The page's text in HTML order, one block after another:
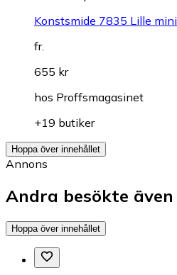
Konstsmide 7835 Lille mini
fr.
655 kr
hos Proffsmagasinet
+19 butiker
Hoppa över innehållet
Annons
Andra besökte även
Hoppa över innehållet